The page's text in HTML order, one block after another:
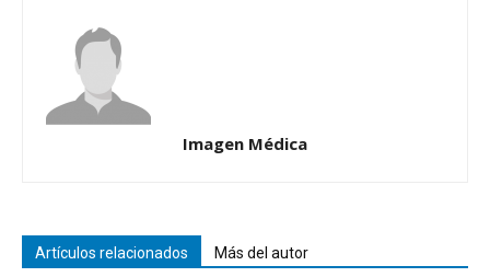
Imagen Médica
Artículos relacionados Más del autor